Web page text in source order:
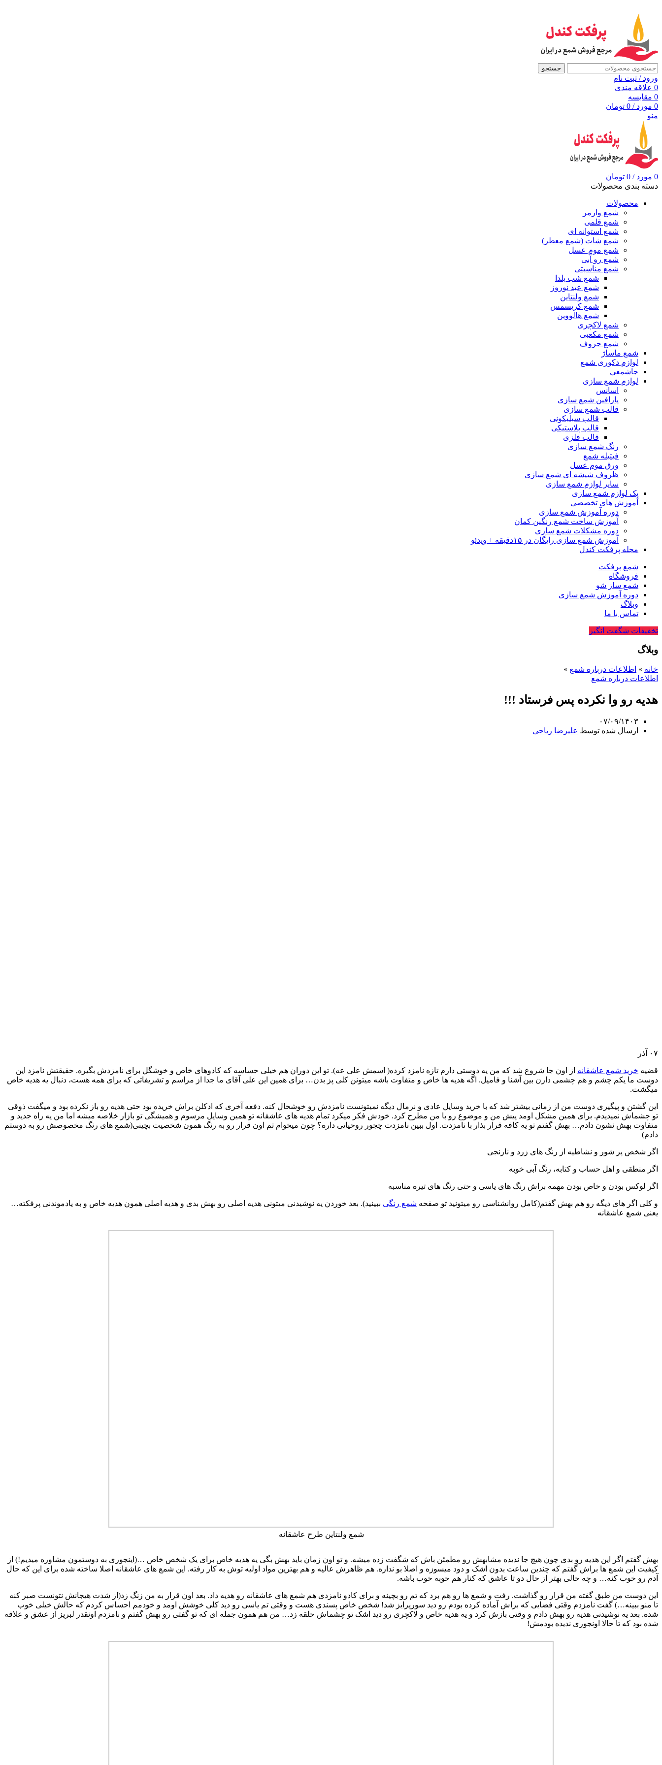
جستجو
ورود / ثبت نام
0 علاقه مندی
0 مقايسه
0 مورد /
0 تومان
منو
0 مورد /
0 تومان
دسته بندی محصولات
محصولات
شمع وارمر
شمع قلمی
شمع استوانه ای
شمع شات (شمع معطر)
شمع موم عسل
شمع رو آبی
شمع مناسبتی
شمع شب یلدا
شمع عید نوروز
شمع ولنتاین
شمع کریسمس
شمع هالووین
شمع لاکچری
شمع مکعبی
شمع حروف
شمع ماساژ
لوازم دکوری شمع
جاشمعی
لوازم شمع سازی
اسانس
پارافین شمع سازی
قالب شمع سازی
قالب سیلیکونی
قالب پلاستیکی
قالب فلزی
رنگ شمع سازی
فیتیله شمع
ورق موم عسل
ظروف شیشه ای شمع سازی
سایر لوازم شمع سازی
پک لوازم شمع سازی
آموزش های تخصصی
دوره آموزش شمع سازی
آموزش ساخت شمع رنگین کمان
دوره مشکلات شمع سازی
آموزش شمع سازی رایگان در ۱۵دقیقه + ویدئو
مجله پرفکت کندل
شمع پرفکت
فروشگاه
شمع ساز شو
دوره آموزش شمع سازی
وبلاگ
تماس با ما
تخفیفات شگفت انگیز
وبلاگ
خانه » اطلاعات درباره شمع »
اطلاعات درباره شمع
هدیه رو وا نکرده پس فرستاد !!!
۰۷/۰۹/۱۴۰۳
ارسال شده توسط علیرضا ریاحی
۰۷ آذر
قضیه خرید شمع عاشقانه از اون جا شروع شد که من یه دوستی دارم تازه نامزد کرده( اسمش علی عه). تو این دوران هم خیلی حساسه که کادوهای خاص و خوشگل برای نامزدش بگیره. حقیقتش نامزد این
دوست ما یکم چشم و هم چشمی دارن بین آشنا و فامیل. اگه هدیه ها خاص و متفاوت باشه میتونن کلی پز بدن… برای همین این علی آقای ما جدا از مراسم و تشریفاتی که برای همه هست، دنبال یه هدیه خاص
میگشت.
این گشتن و پیگیری دوست من از زمانی بیشتر شد که با خرید وسایل عادی و نرمال دیگه نمیتونست نامزدش رو خوشحال کنه. دفعه آخری که ادکلن براش خریده بود حتی هدیه رو باز نکرده بود و میگفت ذوقی
تو چشماش نمیدیدم. برای همین مشکل اومد پیش من و موضوع رو با من مطرح کرد. خودش فکر میکرد تمام هدیه های عاشقانه تو همین وسایل مرسوم و همیشگی تو بازار خلاصه میشه اما من یه راه جدید و
متفاوت بهش نشون دادم… بهش گفتم تو یه کافه قرار بذار با نامزدت. اول ببین نامزدت چجور روحیاتی داره؟ چون میخوام تم اون قرار رو به رنگ همون شخصیت بچینی(شمع های رنگ مخصوصش رو به دوستم
دادم)
اگر شخص پر شور و نشاطیه از رنگ های زرد و نارنجی
اگر منطقی و اهل حساب و کتابه، رنگ آبی خوبه
اگر لوکس بودن و خاص بودن مهمه براش رنگ های یاسی و حتی رنگ های تیره مناسبه
و کلی اگر های دیگه رو هم بهش گفتم(کامل روانشناسی رو میتونید تو صفحه شمع رنگی ببینید). بعد خوردن یه نوشیدنی میتونی هدیه اصلی رو بهش بدی و هدیه اصلی همون هدیه خاص و به یادموندنی پرفکته…
یعنی شمع عاشقانه
شمع ولنتاین طرح عاشقانه
بهش گفتم اگر این هدیه رو بدی چون هیچ جا ندیده مشابهش رو مطمئن باش که شگفت زده میشه. و تو اون زمان باید بهش بگی یه هدیه خاص برای یک شخص خاص …(اینجوری به دوستمون مشاوره میدیم!) از
کیفیت این شمع ها براش گفتم که چندین ساعت بدون اشک و دود میسوزه و اصلا بو نداره. هم ظاهرش عالیه و هم بهترین مواد اولیه توش به کار رفته. این شمع های عاشقانه اصلا ساخته شده برای این که حال
آدم رو خوب کنه… و چه حالی بهتر از حال دو تا عاشق که کنار هم خوبه خوب باشه.
این دوست من طبق گفته من قرار رو گذاشت. رفت و شمع ها رو هم برد که تم رو بچینه و برای کادو نامزدی هم شمع های عاشقانه رو هدیه داد. بعد اون قرار به من زنگ زد(از شدت هیجانش نتونست صبر کنه
تا منو ببینه…) گفت نامزدم وقتی فضایی که براش آماده کرده بودم رو دید سورپرایز شد! شخص خاص پسندی هست و وقتی تم یاسی رو دید کلی خوشش اومد و خودمم احساس کردم که حالش خیلی خوب
شده. بعد یه نوشیدنی هدیه رو بهش دادم و وقتی بازش کرد و یه هدیه خاص و لاکچری رو دید اشک تو چشماش حلقه زد… من هم همون جمله ای که تو گفتی رو بهش گفتم و نامزدم اونقدر لبریز از عشق و علاقه
شده بود که تا حالا اونجوری ندیده بودمش!